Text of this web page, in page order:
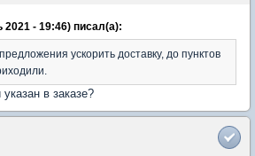
- 19:46) писал(а):
ускорить доставку, до пунктов
в заказе?